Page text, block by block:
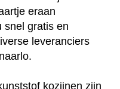
eraan
snel gratis en
leveranciers
kozijnen zijn